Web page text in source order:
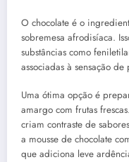
O chocolate é o
sobremesa afrodisíaca.
substâncias como
associadas à sensação
Uma ótima opção é
amargo com frutas
criam contraste de
a mousse de chocolate
que adiciona leve